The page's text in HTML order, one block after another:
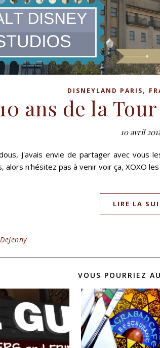
DISNEYLAND PARIS,
10 ans de la
10 avril
J'avais envie de partager avec vous
alors n'hésitez pas à venir voir ça, XOXO
LIRE LA
VOUS POURRIEZ